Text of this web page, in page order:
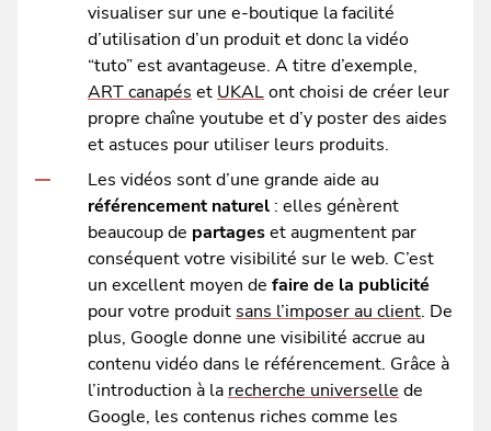
visualiser sur une e-boutique la facilité
d’utilisation d’un produit et donc la vidéo
“tuto” est avantageuse. A titre d’exemple,
ART canapés et UKALont choisi de créer leur
propre chaîne youtube et d’y poster des aides
et astuces pour utiliser leurs produits.
Les vidéos sont d’une grande aide au
référencement naturel : elles génèrent
beaucoup de partageset augmentent par
conséquent votre visibilité sur le web. C’est
un excellent moyen de faire de la publicité
pour votre produit sans l’imposer au client. De
plus, Google donne une visibilité accrue au
contenu vidéo dans le référencement. Grâce à
l’introduction à la recherche universelle de
Google, les contenus riches comme les